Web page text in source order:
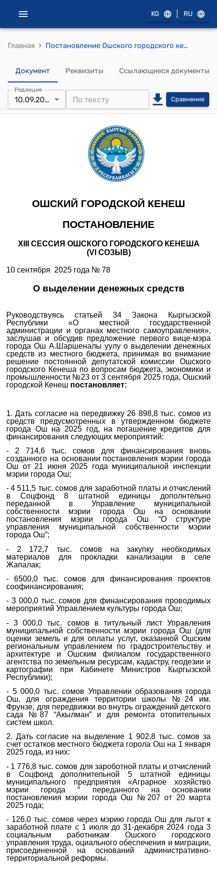
KG RU
Главная › Постановление Ошского городского кенеша от 10 сентября 2025 года №78 О выделении денежных средств
Документ Реквизиты Ссылающиеся документы
Редакция
10.09.2025 Сравнение